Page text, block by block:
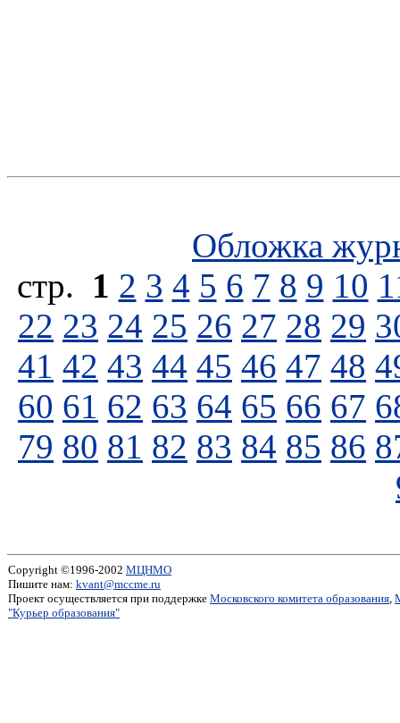
Обложка
стp. 1 2 3 4 5 6 7 8 9 10
22 23 24 25 26 27 28 29
41 42 43 44 45 46 47 48
60 61 62 63 64 65 66 67
79 80 81 82 83 84 85 86
Copyright ©1996-2002 МЦНМО
Пишите нам: kvant@mccme.ru
Проект осуществляется при поддержке Московского комитета образования,
"Курьер образования"